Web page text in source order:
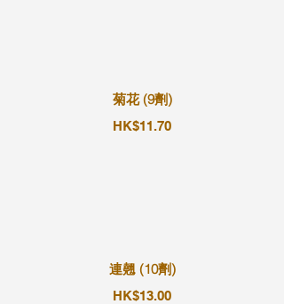
菊花 (9劑)
HK$11.70
連翹 (10劑)
HK$13.00